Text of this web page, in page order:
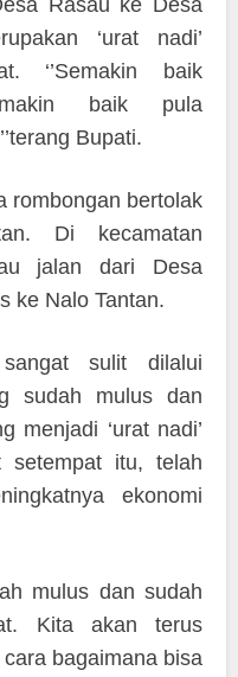
‘urat nadi’
‘’Semakin baik
baik pula
Bupati.
rombongan bertolak
Di kecamatan
jalan dari Desa
ke Nalo Tantan.
sulit dilalui
sudah mulus dan
menjadi ‘urat nadi’
setempat itu, telah
ekonomi
mulus dan sudah
Kita akan terus
bagaimana bisa